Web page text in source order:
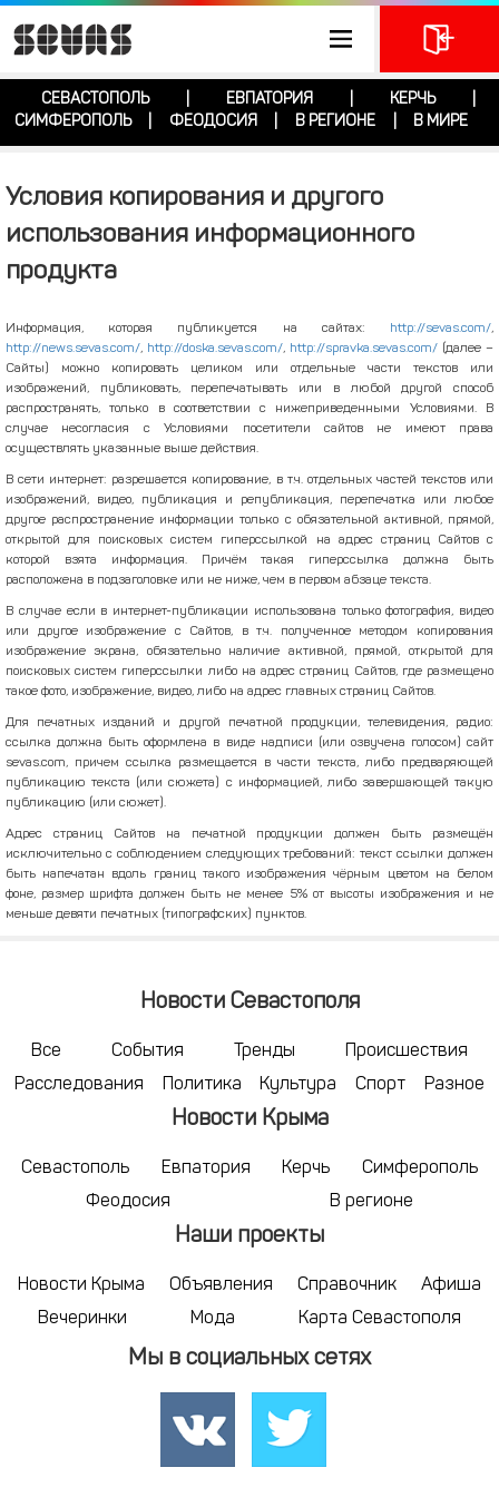
СЕВАСТОПОЛЬ ЕВПАТОРИЯ КЕРЧЬ
СИМФЕРОПОЛЬ
ФЕОДОСИЯ В РЕГИОНЕ В МИРЕ
Условия копирования и другого
использования информационного
продукта
Информация, которая публикуется на сайтах: http://sevas.com/,
http://news.sevas.com/, http://doska.sevas.com/, http://spravka.sevas.com/ (далее –
Сайты) можно копировать целиком или отдельные части текстов или
изображений, публиковать, перепечатывать или в любой другой способ
распространять, только в соответствии с нижеприведенными Условиями. В
случае несогласия с Условиями посетители сайтов не имеют права
осуществлять указанные выше действия.
В сети интернет: разрешается копирование, в т.ч. отдельных частей текстов или
изображений, видео, публикация и републикация, перепечатка или любое
другое распространение информации только с обязательной активной, прямой,
открытой для поисковых систем гиперссылкой на адрес страниц Сайтов с
которой взята информация. Причём такая гиперссылка должна быть
расположена в подзаголовке или не ниже, чем в первом абзаце текста.
В случае если в интернет-публикации использована только фотография, видео
или другое изображение с Сайтов, в т.ч. полученное методом копирования
изображение экрана, обязательно наличие активной, прямой, открытой для
поисковых систем гиперссылки либо на адрес страниц Сайтов, где размещено
такое фото, изображение, видео, либо на адрес главных страниц Сайтов.
Для печатных изданий и другой печатной продукции, телевидения, радио:
ссылка должна быть оформлена в виде надписи (или озвучена голосом) сайт
sevas.com, причем ссылка размещается в части текста, либо предваряющей
публикацию текста (или сюжета) с информацией, либо завершающей такую
публикацию (или сюжет).
Адрес страниц Сайтов на печатной продукции должен быть размещён
исключительно с соблюдением следующих требований: текст ссылки должен
быть напечатан вдоль границ такого изображения чёрным цветом на белом
фоне, размер шрифта должен быть не менее 5% от высоты изображения и не
меньше девяти печатных (типографских) пунктов.
Новости Севастополя
Все События Тренды
Происшествия
Расследования
Политика Культура Спорт Разное
Новости Крыма
Севастополь Евпатория Керчь
Симферополь
Феодосия
В регионе
Наши проекты
Новости Крыма Объявления Справочник
Афиша
Вечеринки
Мода Карта Севастополя
Мы в социальных сетях